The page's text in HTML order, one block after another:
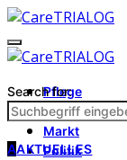
Pflege
Architektur
Markt
Politik
Search for:
AAKTUELLES